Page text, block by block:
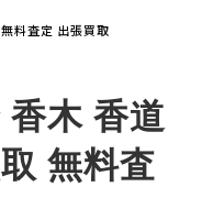
料査定 出張買取
木 香道
無料査